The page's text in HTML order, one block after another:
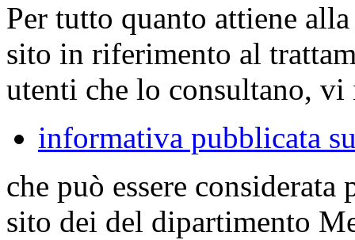
Per tutto quanto attiene
sito in riferimento al
utenti che lo consultano,
informativa pubblicata
che può essere
sito dei del dipartimento